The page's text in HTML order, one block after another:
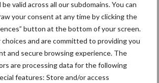
valid across all our subdomains. You can
your consent at any time by clicking the
button at the bottom of your screen.
and are committed to providing you
and secure browsing experience. The
are processing data for the following
features: Store and/or access
melking
beter”
goed wanneer koeien met regelmaat naar
voldoende melk per bezoek geven en de
tegen zijn maximale capaciteit aan zit. Pas